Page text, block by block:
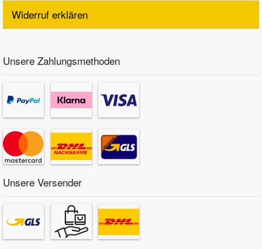
Widerruf erklären
Unsere Zahlungsmethoden
Unsere Versender